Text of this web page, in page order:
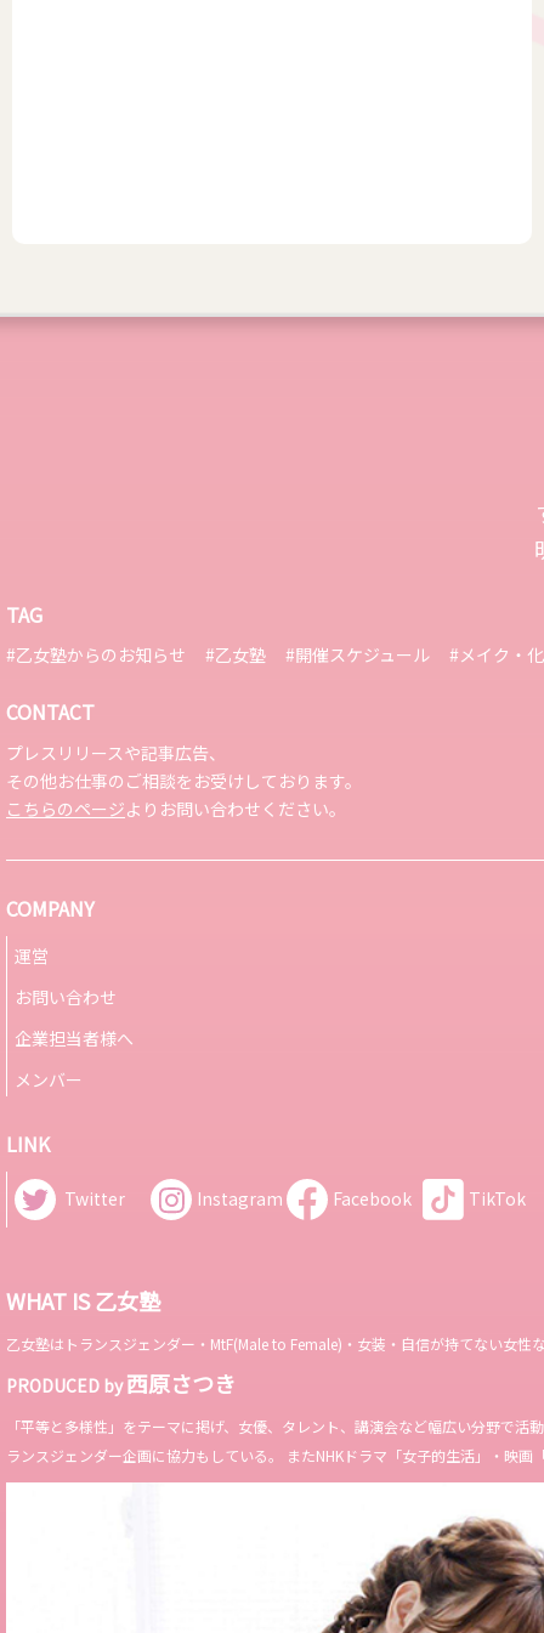
TAG
#乙女塾からのお知らせ #乙女塾 #開催スケジュール #メイク・
CONTACT
プレスリリースや記事広告、
その他お仕事のご相談をお受けしております。
こちらのページよりお問い合わせください。
COMPANY
運営
お問い合わせ
企業担当者様へ
メンバー
LINK
Twitter Instagram Facebook TikTok
WHAT IS 乙女塾
乙女塾はトランスジェンダー・MtF(Male to Female)・女装・自信が持てない女
PRODUCED by西原さつき
「平等と多様性」をテーマに掲げ、女優、タレント、講演会など幅広い分野で
ランスジェンダー企画に協力もしている。 またNHKドラマ「女子的生活」・映